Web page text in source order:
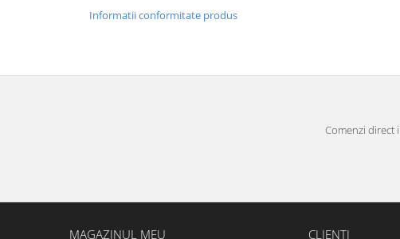
Informatii conformitate produs
Comenzi direct
MAGAZINUL MEU CLIENTI